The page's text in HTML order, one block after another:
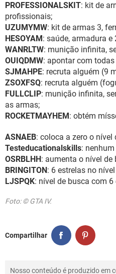
PROFESSIONALSKIT: kit de
profissionais;
UZUMYMW: kit de armas 3,
HESOYAM: saúde, armadura
WANRLTW: munição infinita,
OUIQDMW: apontar com
SJMAHPE: recruta alguém (9
ZSOXFSQ: recruta alguém
FULLCLIP: munição infinita,
as armas;
ROCKETMAYHEM: obtém
ASNAEB: coloca a zero o nível
Testeducationalskills:
OSRBLHH: aumenta o nível de
BRINGITON: 6 estrelas no
LJSPQK: nível de busca com 6
Foto: © GTA IV.
Compartilhar
Nosso conteúdo é produzido em